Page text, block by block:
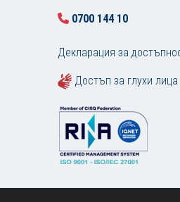
0700 144 10
Декларация за
Достъп за глухи лица